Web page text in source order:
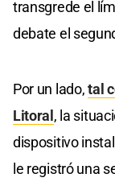
transgrede el
debate el
Por un lado,tal
Litoral , la
dispositivo
le registró una